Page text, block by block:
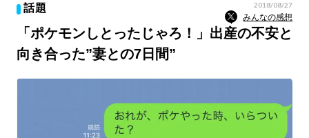
話題 2018/08/27
みんなの感想
「ポケモンしとったじゃろ！」出産の不安と
向き合った”妻との7日間”